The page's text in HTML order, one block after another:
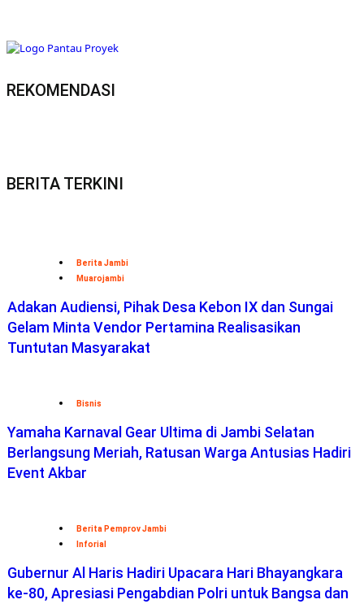
REKOMENDASI
BERITA TERKINI
Berita Jambi
Muarojambi
Adakan Audiensi, Pihak Desa Kebon IX dan Sungai
Gelam Minta Vendor Pertamina Realisasikan
Tuntutan Masyarakat
Bisnis
Yamaha Karnaval Gear Ultima di Jambi Selatan
Berlangsung Meriah, Ratusan Warga Antusias Hadiri
Event Akbar
Berita Pemprov Jambi
Inforial
Gubernur Al Haris Hadiri Upacara Hari Bhayangkara
ke-80, Apresiasi Pengabdian Polri untuk Bangsa dan